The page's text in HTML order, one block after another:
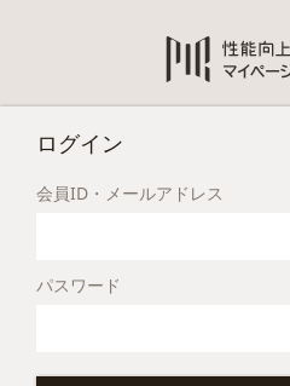
ログイン
会員ID・メールアドレス
パスワード